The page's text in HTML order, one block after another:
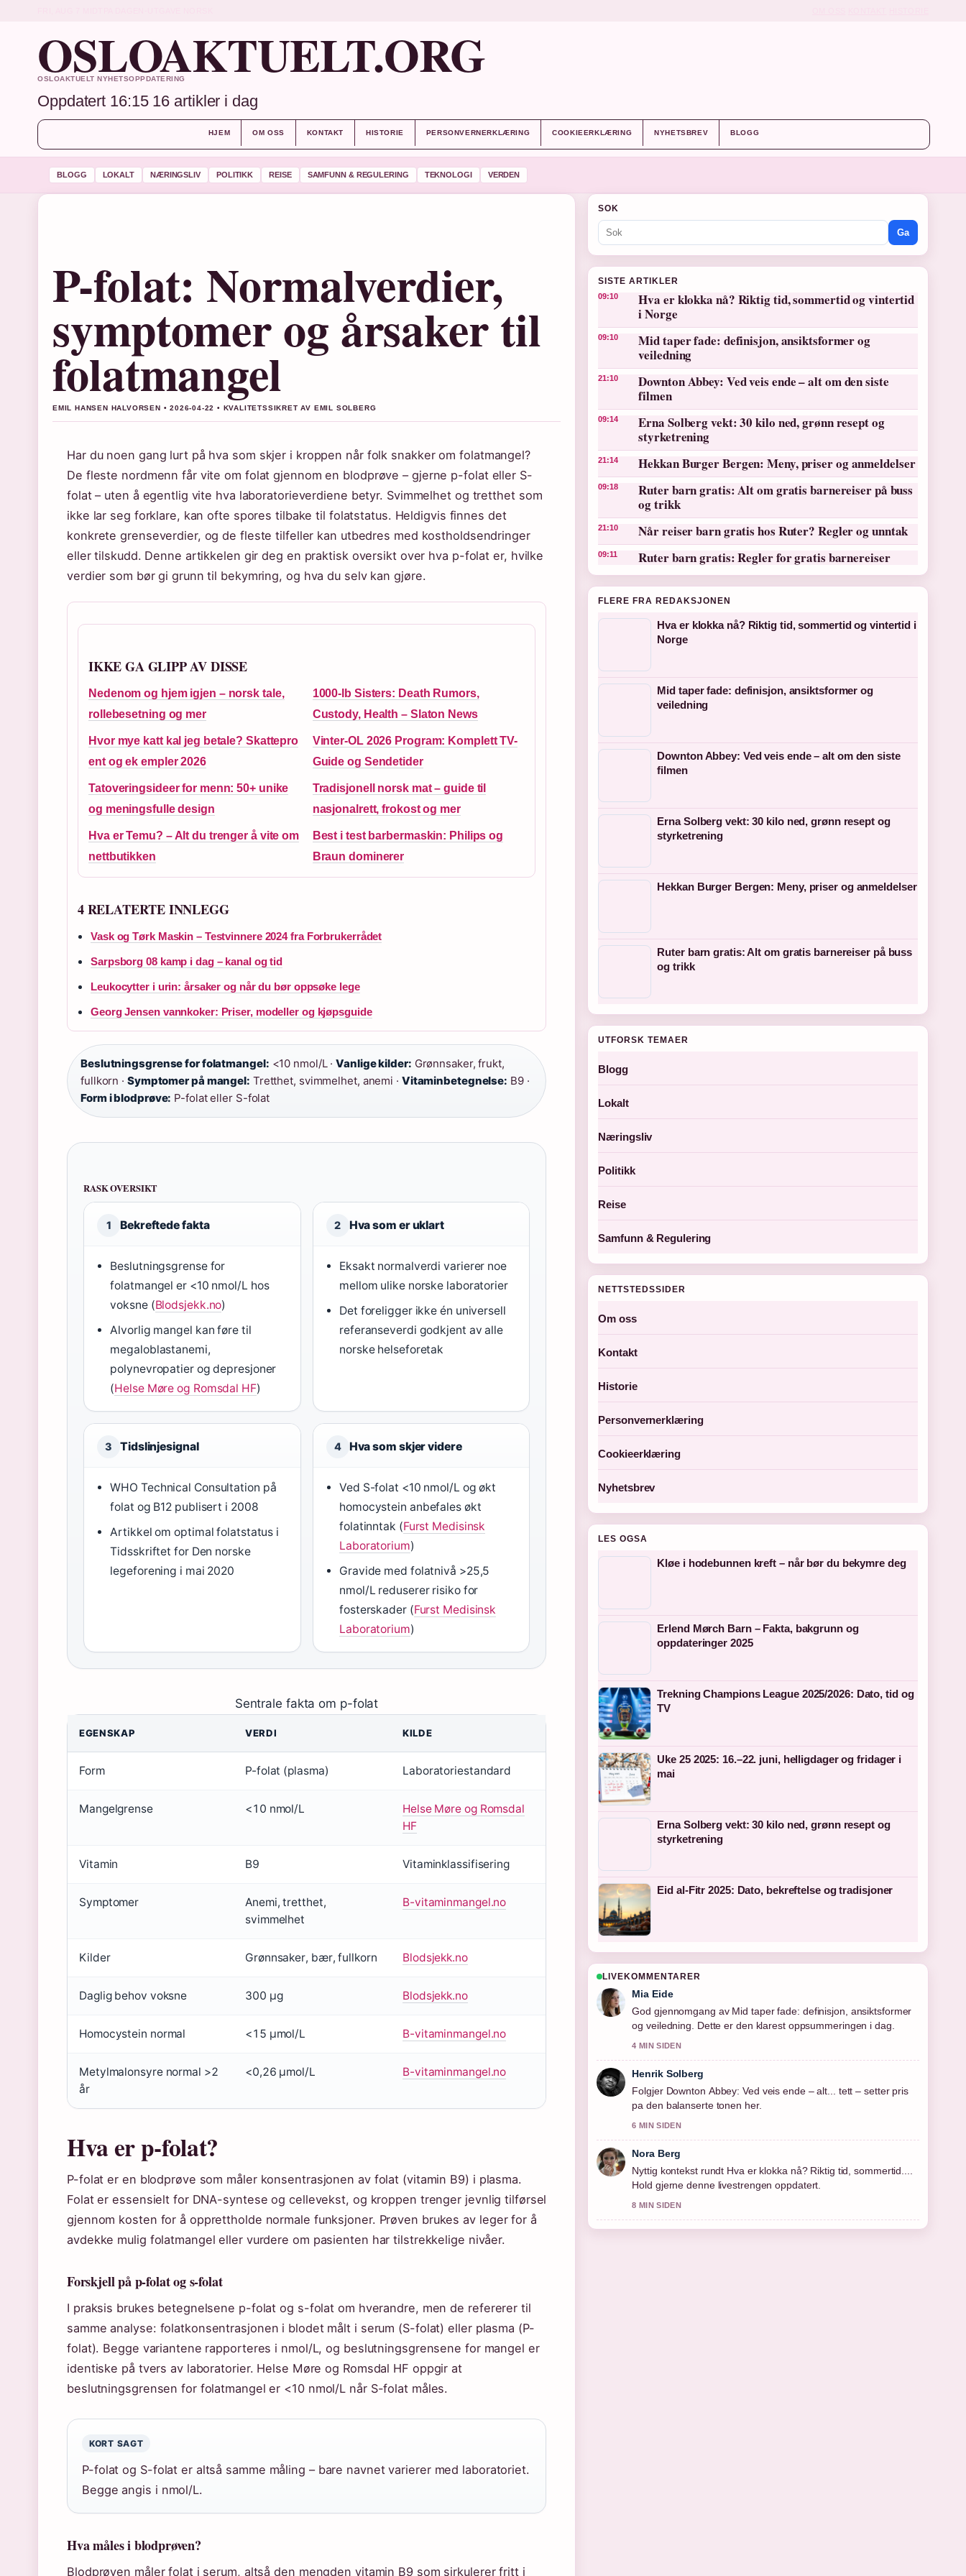
OSLOAKTUELT.ORG
OSLOAKTUELT NYHETSOPPDATERING
Oppdatert 16:15 16 artikler i dag
HJEM OM OSS KONTAKT HISTORIE PERSONVERNERKLÆRING COOKIEERKLÆRING NYHETSBREV BLOGG
BLOGG LOKALT NÆRINGSLIV POLITIKK REISE SAMFUNN & REGULERING TEKNOLOGI VERDEN
P-folat: Normalverdier,
symptomer og årsaker til
folatmangel
EMIL HANSEN HALVORSEN • 2026-04-22 • KVALITETSSIKRET AV EMIL SOLBERG
Har du noen gang lurt på hva som skjer i kroppen når folk snakker om folatmangel?
De fleste nordmenn får vite om folat gjennom en blodprøve – gjerne p-folat eller S-
folat – uten å egentlig vite hva laboratorieverdiene betyr. Svimmelhet og tretthet som
ikke lar seg forklare, kan ofte spores tilbake til folatstatus. Heldigvis finnes det
konkrete grenseverdier, og de fleste tilfeller kan utbedres med kostholdsendringer
eller tilskudd. Denne artikkelen gir deg en praktisk oversikt over hva p-folat er, hvilke
verdier som bør gi grunn til bekymring, og hva du selv kan gjøre.
IKKE GA GLIPP AV DISSE
Nedenom og hjem igjen – norsk tale,
rollebesetning og mer
1000-lb Sisters: Death Rumors,
Custody, Health – Slaton News
Hvor mye katt kal jeg betale? Skattepro
ent og ek empler 2026
Vinter-OL 2026 Program: Komplett TV-
Guide og Sendetider
Tatoveringsideer for menn: 50+ unike
og meningsfulle design
Tradisjonell norsk mat – guide til
nasjonalrett, frokost og mer
Hva er Temu? – Alt du trenger å vite om
nettbutikken
Best i test barbermaskin: Philips og
Braun dominerer
4 RELATERTE INNLEGG
Vask og Tørk Maskin – Testvinnere 2024 fra Forbrukerrådet
Sarpsborg 08 kamp i dag – kanal og tid
Leukocytter i urin: årsaker og når du bør oppsøke lege
Georg Jensen vannkoker: Priser, modeller og kjøpsguide
Beslutningsgrense for folatmangel: <10 nmol/L ·Vanlige kilder: Grønnsaker, frukt,
fullkorn · Symptomer på mangel: Tretthet, svimmelhet, anemi · Vitaminbetegnelse: B9 ·
Form i blodprøve: P-folat eller S-folat
RASK OVERSIKT
1 Bekreftede fakta
Beslutningsgrense for
folatmangel er <10 nmol/L hos
voksne (Blodsjekk.no)
Alvorlig mangel kan føre til
megaloblastanemi,
polynevropatier og depresjoner
(Helse Møre og Romsdal HF)
2 Hva som er uklart
Eksakt normalverdi varierer noe
mellom ulike norske laboratorier
Det foreligger ikke én universell
referanseverdi godkjent av alle
norske helseforetak
3 Tidslinjesignal
WHO Technical Consultation på
folat og B12 publisert i 2008
Artikkel om optimal folatstatus i
Tidsskriftet for Den norske
legeforening i mai 2020
4 Hva som skjer videre
Ved S-folat <10 nmol/L og økt
homocystein anbefales økt
folatinntak (Furst Medisinsk
Laboratorium)
Gravide med folatnivå >25,5
nmol/L reduserer risiko for
fosterskader (Furst Medisinsk
Laboratorium)
Sentrale fakta om p-folat
EGENSKAP VERDI KILDE
Form P-folat (plasma) Laboratoriestandard
Mangelgrense <10 nmol/L
Helse Møre og Romsdal
HF
Vitamin B9 Vitaminklassifisering
Symptomer
Anemi, tretthet,
svimmelhet
B-vitaminmangel.no
Kilder Grønnsaker, bær, fullkorn Blodsjekk.no
Daglig behov voksne 300 µg Blodsjekk.no
Homocystein normal <15 µmol/L B-vitaminmangel.no
Metylmalonsyre normal >2
år
<0,26 µmol/L B-vitaminmangel.no
Hva er p-folat?
P-folat er en blodprøve som måler konsentrasjonen av folat (vitamin B9) i plasma.
Folat er essensielt for DNA-syntese og cellevekst, og kroppen trenger jevnlig tilførsel
gjennom kosten for å opprettholde normale funksjoner. Prøven brukes av leger for å
avdekke mulig folatmangel eller vurdere om pasienten har tilstrekkelige nivåer.
Forskjell på p-folat og s-folat
I praksis brukes betegnelsene p-folat og s-folat om hverandre, men de refererer til
samme analyse: folatkonsentrasjonen i blodet målt i serum (S-folat) eller plasma (P-
folat). Begge variantene rapporteres i nmol/L, og beslutningsgrensene for mangel er
identiske på tvers av laboratorier. Helse Møre og Romsdal HF oppgir at
beslutningsgrensen for folatmangel er <10 nmol/L når S-folat måles.
KORT SAGT
P-folat og S-folat er altså samme måling – bare navnet varierer med laboratoriet.
Begge angis i nmol/L.
Hva måles i blodprøven?
Blodprøven måler folat i serum, altså den mengden vitamin B9 som sirkulerer fritt i
SOK
Ga
SISTE ARTIKLER
09:10
Hva er klokka nå? Riktig tid, sommertid og vintertid
i Norge
09:10
Mid taper fade: definisjon, ansiktsformer og
veiledning
21:10
Downton Abbey: Ved veis ende – alt om den siste
filmen
09:14
Erna Solberg vekt: 30 kilo ned, grønn resept og
styrketrening
21:14 Hekkan Burger Bergen: Meny, priser og anmeldelser
09:18
Ruter barn gratis: Alt om gratis barnereiser på buss
og trikk
21:10 Når reiser barn gratis hos Ruter? Regler og unntak
09:11 Ruter barn gratis: Regler for gratis barnereiser
FLERE FRA REDAKSJONEN
Hva er klokka nå? Riktig tid, sommertid og vintertid i
Norge
Mid taper fade: definisjon, ansiktsformer og
veiledning
Downton Abbey: Ved veis ende – alt om den siste
filmen
Erna Solberg vekt: 30 kilo ned, grønn resept og
styrketrening
Hekkan Burger Bergen: Meny, priser og anmeldelser
Ruter barn gratis: Alt om gratis barnereiser på buss
og trikk
UTFORSK TEMAER
Blogg
Lokalt
Næringsliv
Politikk
Reise
Samfunn & Regulering
NETTSTEDSSIDER
Om oss
Kontakt
Historie
Personvernerklæring
Cookieerklæring
Nyhetsbrev
LES OGSA
Kløe i hodebunnen kreft – når bør du bekymre deg
Erlend Mørch Barn – Fakta, bakgrunn og
oppdateringer 2025
Trekning Champions League 2025/2026: Dato, tid og
TV
Uke 25 2025: 16.–22. juni, helligdager og fridager i
mai
Erna Solberg vekt: 30 kilo ned, grønn resept og
styrketrening
Eid al-Fitr 2025: Dato, bekreftelse og tradisjoner
LIVEKOMMENTARER
Mia Eide
God gjennomgang av Mid taper fade: definisjon, ansiktsformer
og veiledning. Dette er den klarest oppsummeringen i dag.
4 MIN SIDEN
Henrik Solberg
Folgjer Downton Abbey: Ved veis ende – alt... tett – setter pris
pa den balanserte tonen her.
6 MIN SIDEN
Nora Berg
Nyttig kontekst rundt Hva er klokka nå? Riktig tid, sommertid....
Hold gjerne denne livestrengen oppdatert.
8 MIN SIDEN